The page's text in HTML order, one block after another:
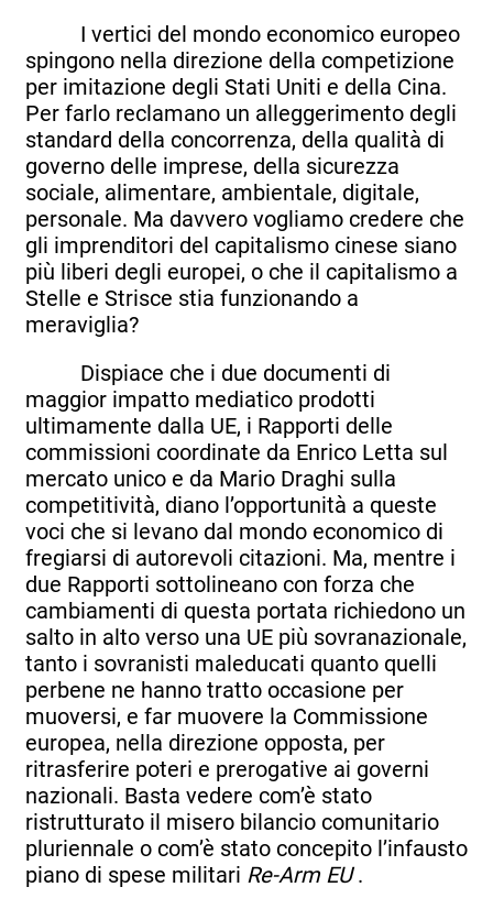
I vertici del mondo economico europeo
spingono nella direzione della competizione
per imitazione degli Stati Uniti e della Cina.
Per farlo reclamano un alleggerimento degli
standard della concorrenza, della qualità di
governo delle imprese, della sicurezza
sociale, alimentare, ambientale, digitale,
personale. Ma davvero vogliamo credere che
gli imprenditori del capitalismo cinese siano
più liberi degli europei, o che il capitalismo a
Stelle e Strisce stia funzionando a
meraviglia?
Dispiace che i due documenti di
maggior impatto mediatico prodotti
ultimamente dalla UE, i Rapporti delle
commissioni coordinate da Enrico Letta sul
mercato unico e da Mario Draghi sulla
competitività, diano l’opportunità a queste
voci che si levano dal mondo economico di
fregiarsi di autorevoli citazioni. Ma, mentre i
due Rapporti sottolineano con forza che
cambiamenti di questa portata richiedono un
salto in alto verso una UE più sovranazionale,
tanto i sovranisti maleducati quanto quelli
perbene ne hanno tratto occasione per
muoversi, e far muovere la Commissione
europea, nella direzione opposta, per
ritrasferire poteri e prerogative ai governi
nazionali. Basta vedere com’è stato
ristrutturato il misero bilancio comunitario
pluriennale o com’è stato concepito l’infausto
piano di spese militari Re-Arm EU.